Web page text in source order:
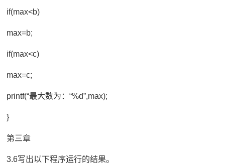
if(max<b)
max=b;
if(max<c)
max=c;
printf(“最大数为：“%d”,max);
}
第三章
3.6写出以下程序运行的结果。